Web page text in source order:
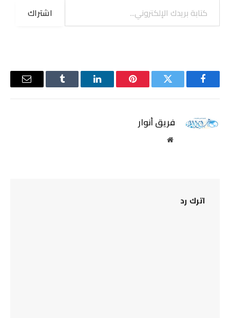
اشتراك
فيسبوك تويتر بينتيريستلينكدإن Tumblr
البريد
فريق أنوار
موقع
اترك رد